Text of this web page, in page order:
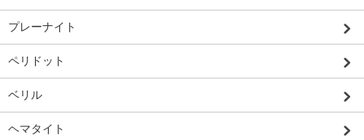
プレーナイト
ペリドット
ベリル
ヘマタイト